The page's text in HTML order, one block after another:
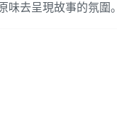
去呈現故事的氛圍。